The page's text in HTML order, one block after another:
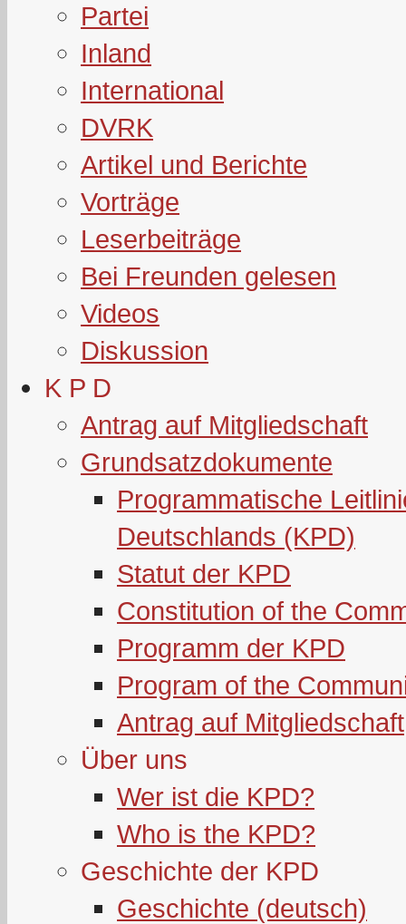
Partei
Inland
International
DVRK
Artikel und Berichte
Vorträge
Leserbeiträge
Bei Freunden gelesen
Videos
Diskussion
K P D
Antrag auf Mitgliedschaft
Grundsatzdokumente
Programmatische
Deutschlands (KPD)
Statut der KPD
Constitution of the
Programm der KPD
Program of the
Antrag auf Mitgliedschaft
Über uns
Wer ist die KPD?
Who is the KPD?
Geschichte der KPD
Geschichte (deutsch)